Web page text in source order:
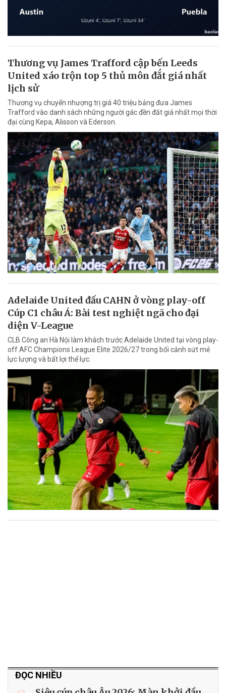
Thương vụ James Trafford cập bến Leeds
United xáo trộn top 5 thủ môn đắt giá nhất
lịch sử
Thương vụ chuyển nhượng trị giá 40 triệu bảng đưa James
Trafford vào danh sách những người gác đền đắt giá nhất mọi thời
đại cùng Kepa, Alisson và Ederson.
Adelaide United đấu CAHN ở vòng play-off
Cúp C1 châu Á: Bài test nghiệt ngã cho đại
diện V-League
CLB Công an Hà Nội làm khách trước Adelaide United tại vòng play-
off AFC Champions League Elite 2026/27 trong bối cảnh sứt mẻ
lực lượng và bất lợi thể lực.
ĐỌC NHIỀU